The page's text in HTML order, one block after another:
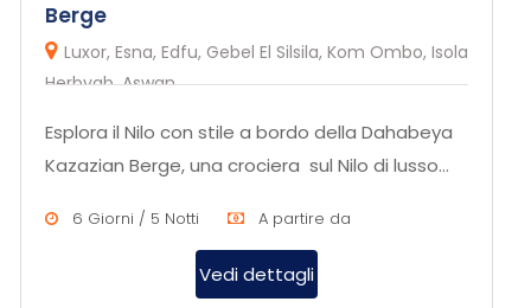
Berge
Luxor, Esna, Edfu, Gebel El Silsila, Kom Ombo, Isola
Herbyab, Aswan
Esplora il Nilo con stile a bordo della Dahabeya
Kazazian Berge, una crociera sul Nilo di lusso
6 Giorni / 5 Notti A partire da
Vedi dettagli